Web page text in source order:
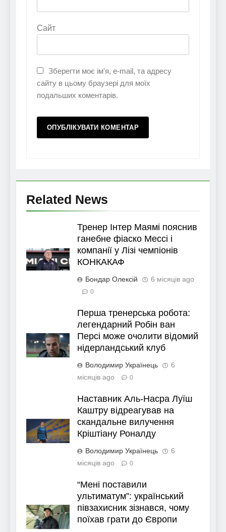
Сайт
Зберегти моє ім'я, e-mail, та адресу
сайту в цьому браузері для моїх
подальших коментарів.
Related News
Тренер Інтер Маямі пояснив
ганебне фіаско Мессі і
компанії у Лізі чемпіонів
КОНКАКАФ
Бондар Олексій 6 місяців ago
0
Перша тренерська робота:
легендарний Робін ван
Персі може очолити відомий
нідерландський клуб
Володимир Українець
6
місяців ago
0
Наставник Аль-Насра Луїш
Каштру відреагував на
скандальне вилучення
Кріштіану Роналду
Володимир Українець
6
місяців ago
0
“Мені поставили
ультиматум”: український
півзахисник зізнався, чому
поїхав грати до Європи